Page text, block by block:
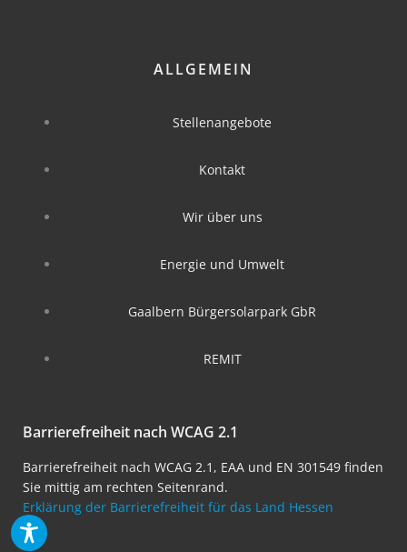
ALLGEMEIN
Stellenangebote
Kontakt
Wir über uns
Energie und Umwelt
Gaalbern Bürgersolarpark GbR
REMIT
Barrierefreiheit nach WCAG 2.1
Barrierefreiheit nach WCAG 2.1, EAA und EN 301549 finden
Sie mittig am rechten Seitenrand.
Erklärung der Barrierefreiheit für das Land Hessen